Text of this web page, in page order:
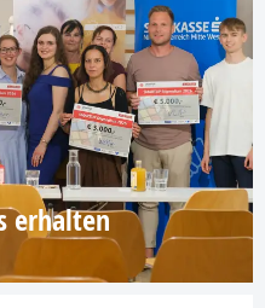
erhalten